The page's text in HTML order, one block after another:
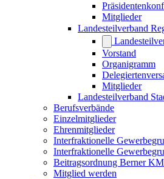
Mitglieder
Landesteilverband
Vorstand
Organigramm
Mitglieder
Landesteilverband
Berufsverbände
Einzelmitglieder
Ehrenmitglieder
Interfraktionelle
Interfraktionelle
Beitragsordnung Berner
Mitglied werden